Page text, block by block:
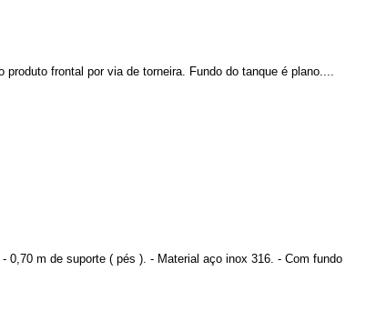
frontal por via de torneira. Fundo do tanque é plano....
m de suporte ( pés ). - Material aço inox 316. - Com fundo